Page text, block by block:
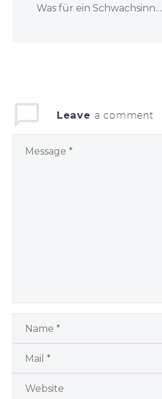
Was für ein Schwachsinn…
Leave a comment